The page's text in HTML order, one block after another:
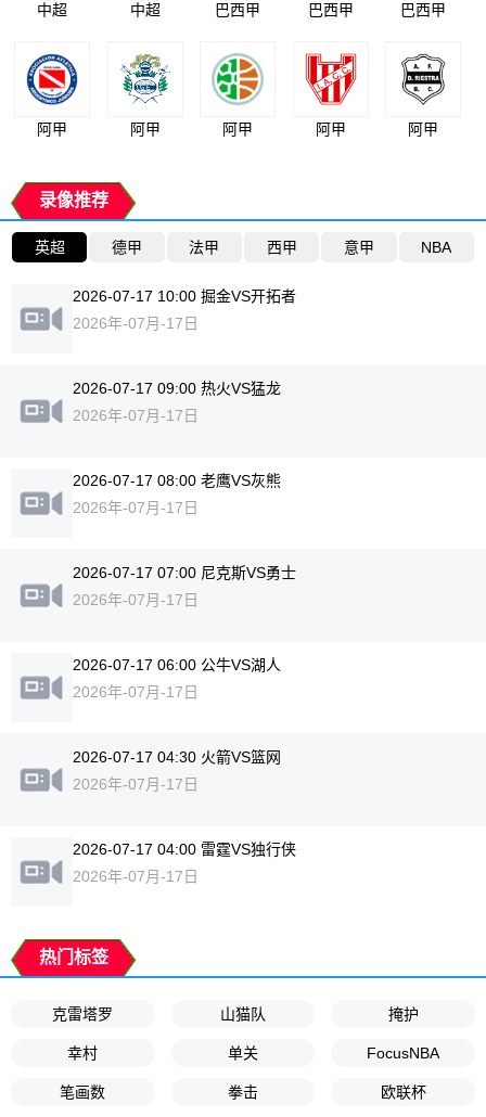
中超 中超 巴西甲 巴西甲 巴西甲
阿甲 阿甲 阿甲 阿甲 阿甲
录像推荐
英超 德甲 法甲 西甲 意甲 NBA
2026-07-17 10:00 掘金VS开拓者
2026年-07月-17日
2026-07-17 09:00 热火VS猛龙
2026年-07月-17日
2026-07-17 08:00 老鹰VS灰熊
2026年-07月-17日
2026-07-17 07:00 尼克斯VS勇士
2026年-07月-17日
2026-07-17 06:00 公牛VS湖人
2026年-07月-17日
2026-07-17 04:30 火箭VS篮网
2026年-07月-17日
2026-07-17 04:00 雷霆VS独行侠
2026年-07月-17日
热门标签
克雷塔罗 山猫队 掩护
幸村 单关 FocusNBA
笔画数 拳击 欧联杯